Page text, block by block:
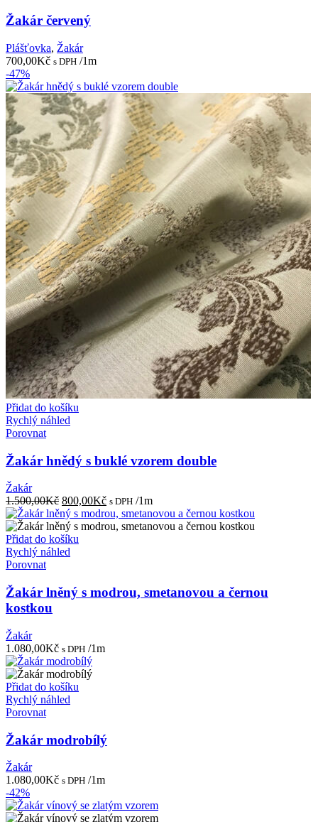
Žakár červený
Plášťovka, Žakár
700,00Kč s DPH /1m
-47%
Přidat do košíku
Rychlý náhled
Porovnat
Žakár hnědý s buklé vzorem double
Žakár
1.500,00Kč Původní
cena
byla:
1.500,00Kč.
800,00KčAktuální
cena
je:
s DPH /1m
Přidat do košíku
Rychlý náhled
Porovnat
Žakár lněný s modrou, smetanovou a černou
kostkou
Žakár
1.080,00Kč s DPH /1m
Přidat do košíku
Rychlý náhled
Porovnat
Žakár modrobílý
Žakár
1.080,00Kč s DPH /1m
-42%